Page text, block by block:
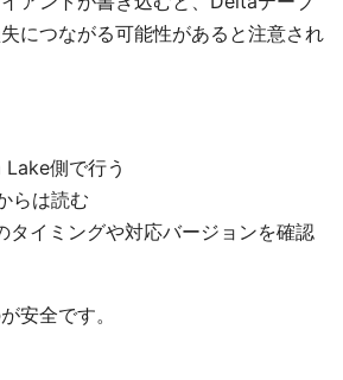
につながる可能性があると注意され
側で行う
らは読む
タイミングや対応バージョンを確認
安全です。